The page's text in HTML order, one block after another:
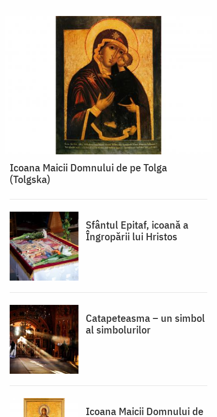
Icoana Maicii Domnului de pe Tolga
(Tolgska)
Sfântul Epitaf, icoană a
Îngropării lui Hristos
Catapeteasma – un simbol
al simbolurilor
Icoana Maicii Domnului de